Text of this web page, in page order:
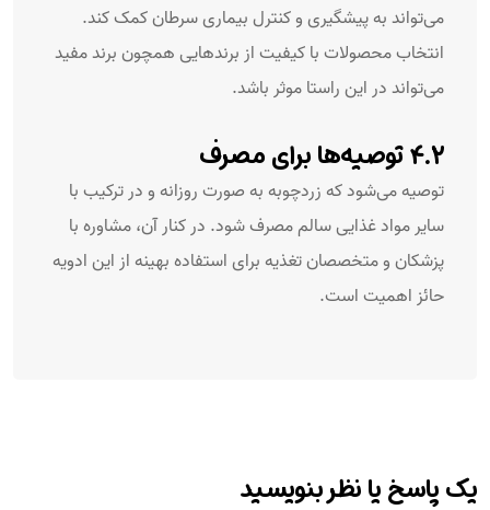
می‌تواند به پیشگیری و کنترل بیماری سرطان کمک کند.
انتخاب محصولات با کیفیت از برندهایی همچون برند مفید
می‌تواند در این راستا موثر باشد.
۴.۲ توصیه‌ها برای مصرف
توصیه می‌شود که زردچوبه به صورت روزانه و در ترکیب با
سایر مواد غذایی سالم مصرف شود. در کنار آن، مشاوره با
پزشکان و متخصصان تغذیه برای استفاده بهینه از این ادویه
حائز اهمیت است.
یک پاسخ یا نظر بنویسید